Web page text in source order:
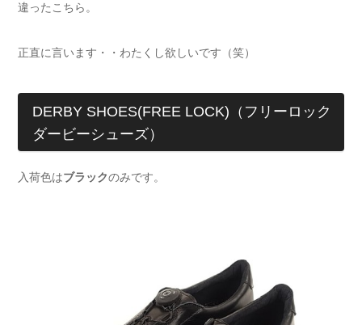
違ったこちら。
正直に言います・・わたくし欲しいです（笑）
DERBY SHOES(FREE LOCK)（フリーロック
ダービーシューズ）
入荷色はブラックのみです。